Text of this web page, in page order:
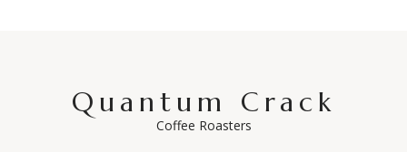
Quantum Crack
Coffee Roasters